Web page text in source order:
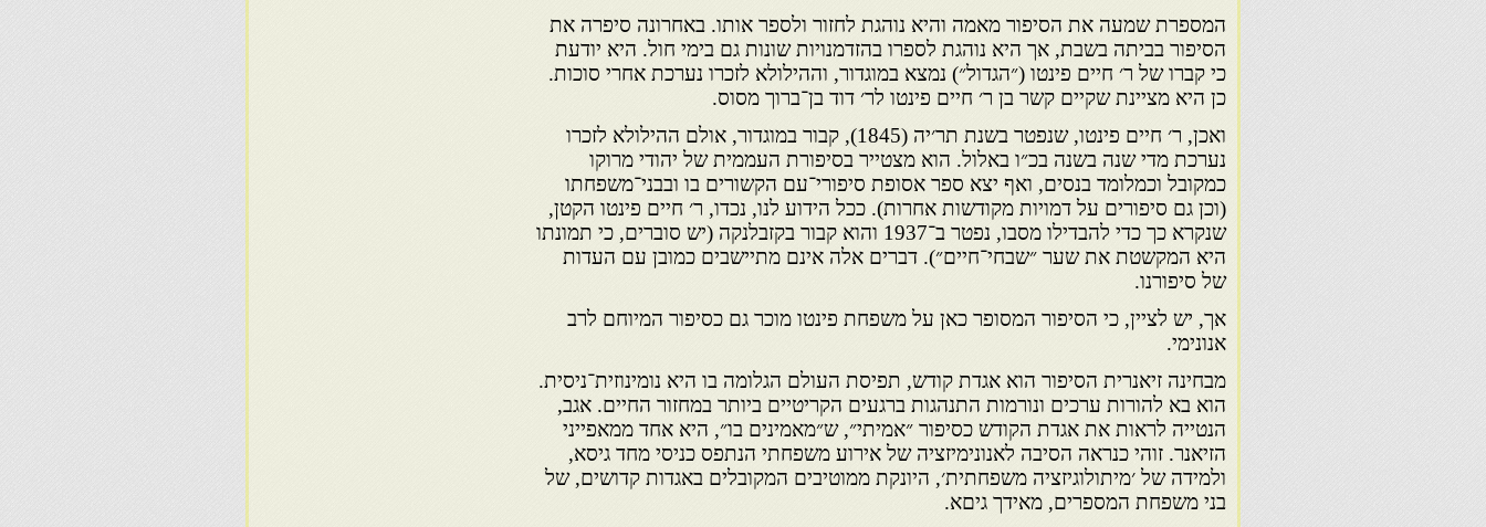
המספרת שמעה את הסיפור מאמה והיא נוהגת לחזור ולספר אותו. באחרונה סיפרה את
הסיפור בביתה בשבת, אך היא נוהגת לספרו בהזדמנויות שונות גם בימי חול. היא יודעת
כי קברו של ר׳ חיים פינטו (״הגדול״) נמצא במוגדור, וההילולא לזכרו נערכת אחרי סוכות.
כן היא מציינת שקיים קשר בן ר׳ חיים פינטו לר׳ דוד בן־ברוך מסוס.
ואכן, ר׳ חיים פינטו, שנפטר בשנת תר׳יה (1845), קבור במוגדור, אולם ההילולא לזכרו
נערכת מדי שנה בשנה בכ״ו באלול. הוא מצטייר בסיפורת העממית של יהודי מרוקו
כמקובל וכמלומד בנסים, ואף יצא ספר אסופת סיפורי־עם הקשורים בו ובבני־משפחתו
(וכן גם סיפורים על דמויות מקודשות אחרות). ככל הידוע לנו, נכדו, ר׳ חיים פינטו הקטן,
שנקרא כך כדי להבדילו מסבו, נפטר ב־1937 והוא קבור בקזבלנקה (יש סוברים, כי תמונתו
היא המקשטת את שער ״שבחי־חיים״). דברים אלה אינם מתיישבים כמובן עם העדות
של סיפורנו.
אך, יש לציין, כי הסיפור המסופר כאן על משפחת פינטו מוכר גם כסיפור המיוחם לרב
אנונימי.
מבחינה זיאנרית הסיפור הוא אגדת קודש, תפיסת העולם הגלומה בו היא נומינוזית־ניסית.
הוא בא להורות ערכים ונורמות התנהגות ברגעים הקריטיים ביותר במחזור החיים. אגב,
הנטייה לראות את אגדת הקודש כסיפור ״אמיתי״, ש״מאמינים בו״, היא אחד ממאפייני
הזיאנר. זוהי כנראה הסיבה לאנונימיזציה של אירוע משפחתי הנתפס כניסי מחד גיסא,
ולמידה של ׳מיתולוגיזציה משפחתית׳, היונקת ממוטיבים המקובלים באגדות קדושים, של
בני משפחת המספרים, מאידך גיםא.